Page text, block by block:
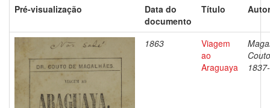
Pré-visualização
Data do
documento
Título
1863
Viagem
ao
Araguaya